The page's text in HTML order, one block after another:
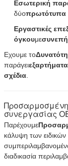
Εσωτερική
δύοπρωτότυπα
Εργαστικές
όγκουμε
Εχουμε το
παράγει
σχέδια
συνεργασίας
Παρέχουμε
κάλυψη των
διαδικασία